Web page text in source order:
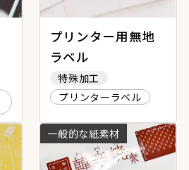
プリンター用無地
ラベル
特殊加工
プリンターラベル
一般的な紙素材